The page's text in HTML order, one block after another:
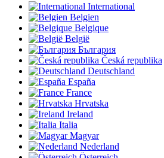
International
Belgien
Belgique
België
България
Česká republika
Deutschland
España
France
Hrvatska
Ireland
Italia
Magyar
Nederland